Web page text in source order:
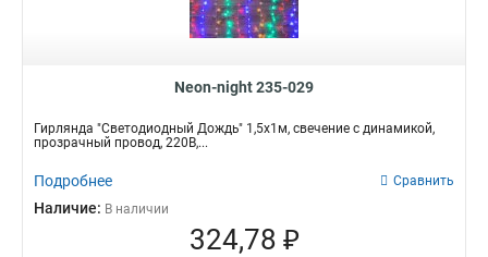
Neon-night 235-029
Гирлянда "Светодиодный Дождь" 1,5х1м, свечение с динамикой,
прозрачный провод, 220В,...
Подробнее Сравнить
Наличие: В наличии
324,78 ₽